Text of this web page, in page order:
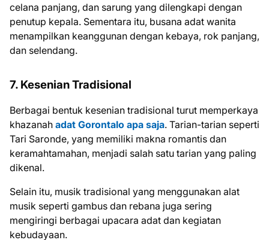
celana panjang, dan sarung yang dilengkapi dengan
penutup kepala. Sementara itu, busana adat wanita
menampilkan keanggunan dengan kebaya, rok panjang,
dan selendang.
7. Kesenian Tradisional
Berbagai bentuk kesenian tradisional turut memperkaya
khazanah adat Gorontalo apa saja. Tarian-tarian seperti
Tari Saronde, yang memiliki makna romantis dan
keramahtamahan, menjadi salah satu tarian yang paling
dikenal.
Selain itu, musik tradisional yang menggunakan alat
musik seperti gambus dan rebana juga sering
mengiringi berbagai upacara adat dan kegiatan
kebudayaan.